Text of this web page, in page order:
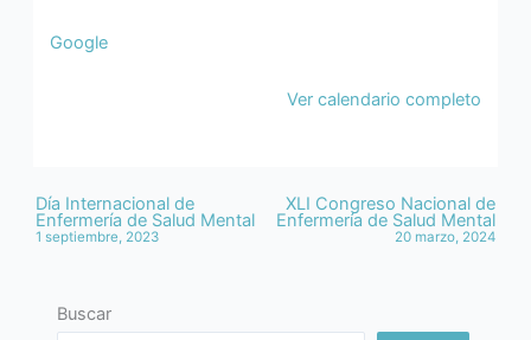
Google
Ver calendario completo
Día Internacional de
Enfermería de Salud Mental
1 septiembre, 2023
XLI Congreso Nacional de
Enfermería de Salud Mental
20 marzo, 2024
Buscar